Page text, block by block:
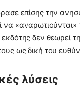
επίσης την
να «αναρωτιούνται»
δεν θεωρεί
ως δική του
λύσεις